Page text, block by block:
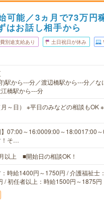
可能／3ヵ月で73万円
はお話し相手から
別途支給あり 土日祝日が休み
)駅から---分／渡辺橋駅から---分／な
橋駅から---分
～日） ※平日のみなどの相談もOK
】07:00～16:0009:00～18:0017:00
！そ…
以上 ■開始日の相談OK！
時給1400円～1750円 / 介護福祉士
/ 初任者以上：時給1500円～1875円